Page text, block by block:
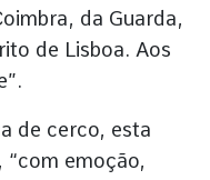
da Guarda,
de Lisboa. Aos
de cerco, esta
“com emoção,